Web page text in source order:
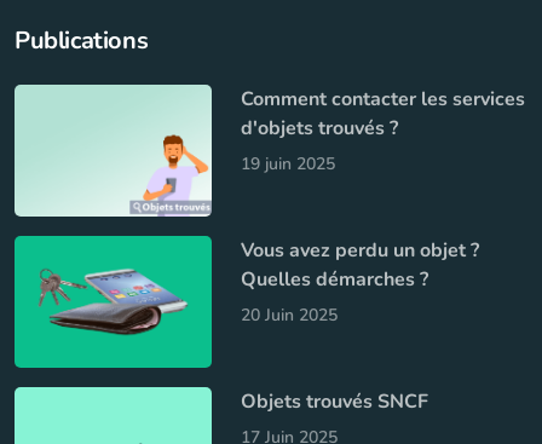
Publications
Comment contacter les services
d'objets trouvés ?
19 juin 2025
Vous avez perdu un objet ?
Quelles démarches ?
20 Juin 2025
Objets trouvés SNCF
17 Juin 2025